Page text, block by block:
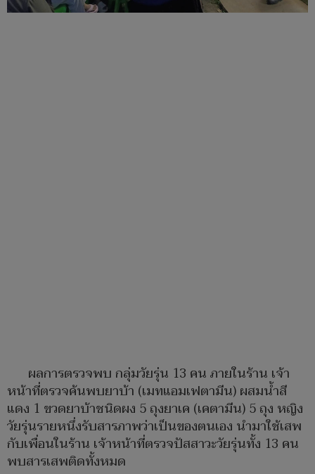
ผลการตรวจพบ กลุ่มวัยรุ่น 13 คน ภายในร้าน เจ้า
หน้าที่ตรวจค้นพบยาบ้า (เมทแอมเฟตามีน) ผสมน้ำสี
แดง 1 ขวดยาบ้าชนิดผง 5 ถุงยาเค (เคตามีน) 5 ถุง หญิง
วัยรุ่นรายหนึ่งรับสารภาพว่าเป็นของตนเอง นำมาใช้เสพ
กับเพื่อนในร้าน เจ้าหน้าที่ตรวจปัสสาวะวัยรุ่นทั้ง 13 คน
พบสารเสพติดทั้งหมด